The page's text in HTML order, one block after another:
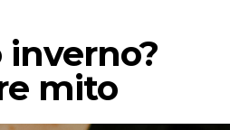
inverno?
mito